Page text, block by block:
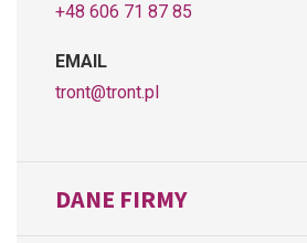
+48 606 71 87 85
EMAIL
tront@tront.pl
DANE FIRMY